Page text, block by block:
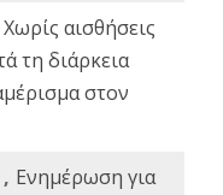
Χωρίς αισθήσεις
τη διάρκεια
στον
Ενημέρωση για